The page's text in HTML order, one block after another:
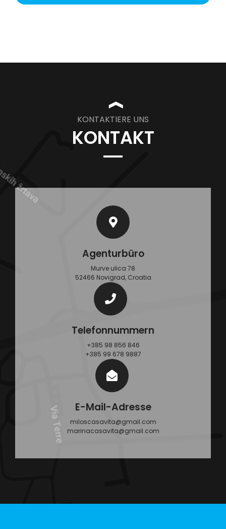
❱
KONTAKTIERE UNS
KONTAKT
Agenturbüro
Murve ulica 78
52466 Novigrad, Croatia
Telefonnummern
+385 98 856 846
+385 99 678 9887
E-Mail-Adresse
miloscasavita@gmail.com
marinacasavita@gmail.com